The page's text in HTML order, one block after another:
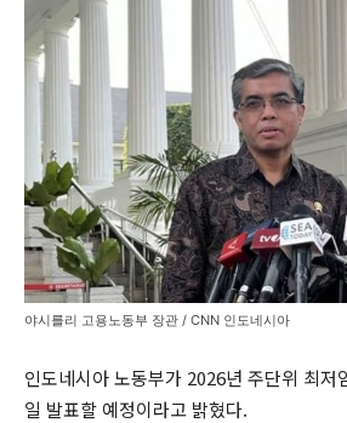
야시를리 고용노동부 장관 / CNN 인도네시아
인도네시아 노동부가 2026년 주단위 최
일 발표할 예정이라고 밝혔다.